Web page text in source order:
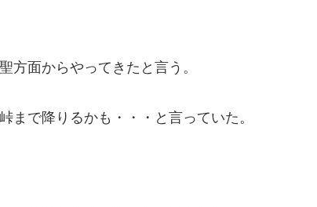
方面からやってきたと言う。
まで降りるかも・・・と言っていた。